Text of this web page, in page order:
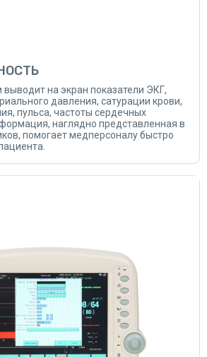
на экран показатели ЭКГ,
давления, сатурации крови,
пульса, частоты сердечных
наглядно представленная в
помогает медперсоналу быстро